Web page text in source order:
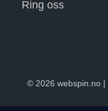
Ring oss
© 2026 webspin.no |